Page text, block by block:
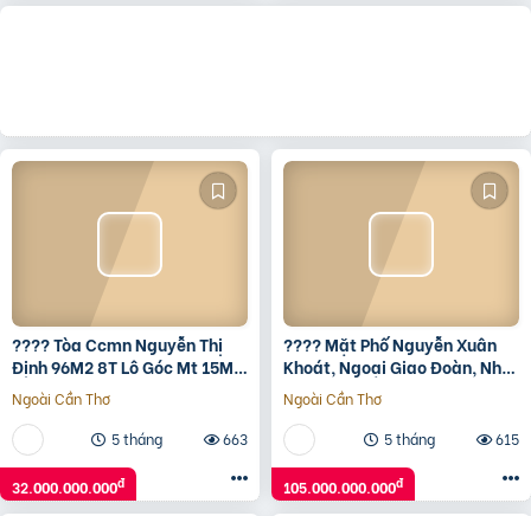
???? Tòa Ccmn Nguyễn Thị
Định 96M2 8T Lô Góc Mt 15M,
Gara Ô Tô, Sát Phố, Chỉ 32
Tỷ????
Ngoài Cần Thơ
5 tháng
663
32.000.000.000đ
???? Mặt Phố Nguyễn Xuân
Khoát, Ngoại Giao Đoàn, Nhà
Hàng 275M2 3T Mt 23M, 105
Tỷ ????
Ngoài Cần Thơ
5 tháng
615
105.000.000.000đ